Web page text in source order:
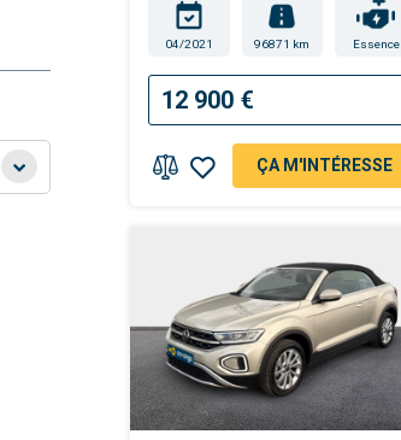
04/2021 96871 km Essence
12 900 €
ÇA M'INTÉRESSE